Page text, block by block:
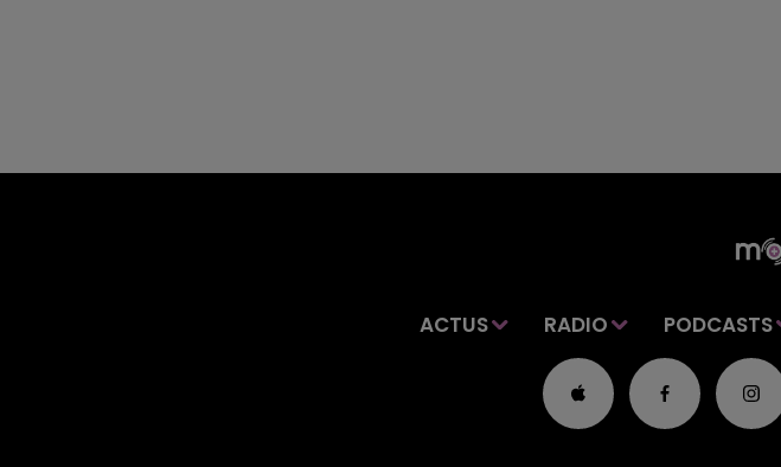
ACTUS RADIO PODCASTS